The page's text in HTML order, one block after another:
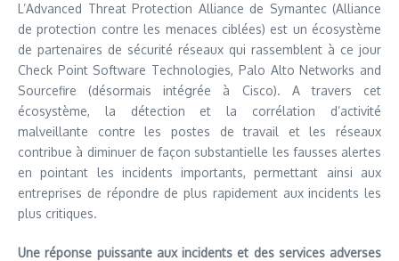
L’Advanced Threat Protection Alliance de Symantec (Alliance
de protection contre les menaces ciblées) est un écosystème
de partenaires de sécurité réseaux qui rassemblent à ce jour
Check Point Software Technologies, Palo Alto Networks and
Sourcefire (désormais intégrée à Cisco). A travers cet
écosystème, la détection et la corrélation d’activité
malveillante contre les postes de travail et les réseaux
contribue à diminuer de façon substantielle les fausses alertes
en pointant les incidents importants, permettant ainsi aux
entreprises de répondre de plus rapidement aux incidents les
plus critiques.
Une réponse puissante aux incidents et des services adverses